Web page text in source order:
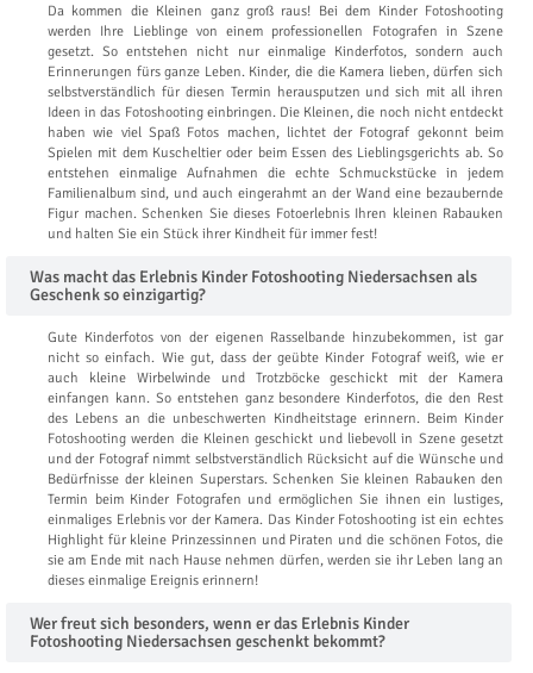
Da kommen die Kleinen ganz groß raus! Bei dem Kinder Fotoshooting
werden Ihre Lieblinge von einem professionellen Fotografen in Szene
gesetzt. So entstehen nicht nur einmalige Kinderfotos, sondern auch
Erinnerungen fürs ganze Leben. Kinder, die die Kamera lieben, dürfen sich
selbstverständlich für diesen Termin herausputzen und sich mit all ihren
Ideen in das Fotoshooting einbringen. Die Kleinen, die noch nicht entdeckt
haben wie viel Spaß Fotos machen, lichtet der Fotograf gekonnt beim
Spielen mit dem Kuscheltier oder beim Essen des Lieblingsgerichts ab. So
entstehen einmalige Aufnahmen die echte Schmuckstücke in jedem
Familienalbum sind, und auch eingerahmt an der Wand eine bezaubernde
Figur machen. Schenken Sie dieses Fotoerlebnis Ihren kleinen Rabauken
und halten Sie ein Stück ihrer Kindheit für immer fest!
Was macht das Erlebnis Kinder Fotoshooting Niedersachsen als
Geschenk so einzigartig?
Gute Kinderfotos von der eigenen Rasselbande hinzubekommen, ist gar
nicht so einfach. Wie gut, dass der geübte Kinder Fotograf weiß, wie er
auch kleine Wirbelwinde und Trotzböcke geschickt mit der Kamera
einfangen kann. So entstehen ganz besondere Kinderfotos, die den Rest
des Lebens an die unbeschwerten Kindheitstage erinnern. Beim Kinder
Fotoshooting werden die Kleinen geschickt und liebevoll in Szene gesetzt
und der Fotograf nimmt selbstverständlich Rücksicht auf die Wünsche und
Bedürfnisse der kleinen Superstars. Schenken Sie kleinen Rabauken den
Termin beim Kinder Fotografen und ermöglichen Sie ihnen ein lustiges,
einmaliges Erlebnis vor der Kamera. Das Kinder Fotoshooting ist ein echtes
Highlight für kleine Prinzessinnen und Piraten und die schönen Fotos, die
sie am Ende mit nach Hause nehmen dürfen, werden sie ihr Leben lang an
dieses einmalige Ereignis erinnern!
Wer freut sich besonders, wenn er das Erlebnis Kinder
Fotoshooting Niedersachsen geschenkt bekommt?